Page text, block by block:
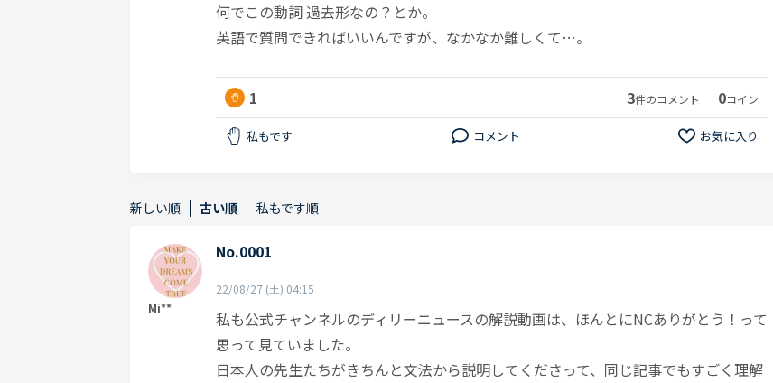
何でこの動詞 過去形なの？とか。
英語で質問できればいいんですが、なかなか難しくて…。
1 3件のコメント 0コイン
私もです コメント お気に入り
新しい順 古い順 私もです順
Mi**
No.0001
22/08/27 (土) 04:15
私も公式チャンネルのディリーニュースの解説動画は、ほんとにNCありがとう！って
思って見ていました。
日本人の先生たちがきちんと文法から説明してくださって、同じ記事でもすごく理解